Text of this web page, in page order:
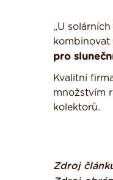
„U
kombinovat
pro
Kvalitní
množstvím
kolektorů.
Zdroj